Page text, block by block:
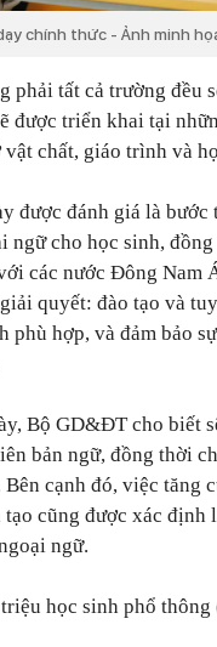
chính thức - Ảnh minh
tất cả trường đều
được triển khai tại
chất, giáo trình và
được đánh giá là bước
ngữ cho học sinh,
các nước Đông Nam
quyết: đào tạo và
hợp, và đảm bảo
Bộ GD&ĐT cho biết
bản ngữ, đồng thời
cạnh đó, việc tăng
cũng được xác định
ngữ.
học sinh phổ